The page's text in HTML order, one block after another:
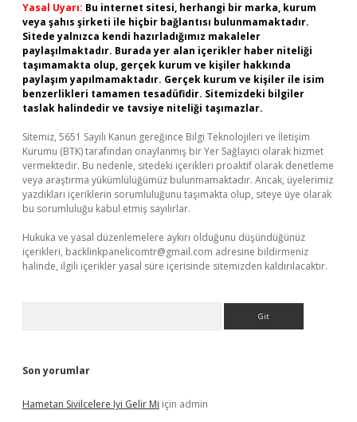
Yasal Uyarı: Bu internet sitesi, herhangi bir marka, kurum
veya şahıs şirketi ile hiçbir bağlantısı bulunmamaktadır.
Sitede yalnızca kendi hazırladığımız makaleler
paylaşılmaktadır. Burada yer alan içerikler haber niteliği
taşımamakta olup, gerçek kurum ve kişiler hakkında
paylaşım yapılmamaktadır. Gerçek kurum ve kişiler ile isim
benzerlikleri tamamen tesadüfidir. Sitemizdeki bilgiler
taslak halindedir ve tavsiye niteliği taşımazlar.
Sitemiz, 5651 Sayılı Kanun gereğince Bilgi Teknolojileri ve İletişim
Kurumu (BTK) tarafından onaylanmış bir Yer Sağlayıcı olarak hizmet
vermektedir. Bu nedenle, sitedeki içerikleri proaktif olarak denetleme
veya araştırma yükümlülüğümüz bulunmamaktadır. Ancak, üyelerimiz
yazdıkları içeriklerin sorumluluğunu taşımakta olup, siteye üye olarak
bu sorumluluğu kabul etmiş sayılırlar.
Hukuka ve yasal düzenlemelere aykırı olduğunu düşündüğünüz
içerikleri, backlinkpanelicomtr@gmail.com adresine bildirmeniz
halinde, ilgili içerikler yasal süre içerisinde sitemizden kaldırılacaktır.
Son yorumlar
Hametan Sivilcelere Iyi Gelir Mi için admin